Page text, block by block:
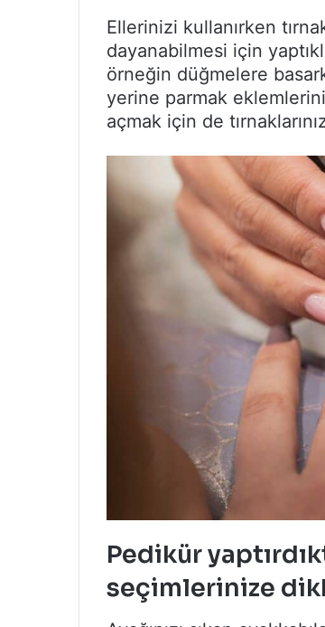
Ellerinizi kullanırken
dayanabilmesi için
örneğin düğmelere
yerine parmak
açmak için de
Pedikür
seçimlerinize